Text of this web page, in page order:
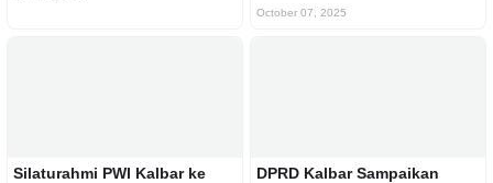
October 07, 2025
Silaturahmi PWI Kalbar ke
DPRD Kalbar Sampaikan